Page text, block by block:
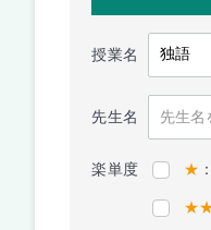
授業名
先生名
楽単度 ★